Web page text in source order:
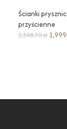
Ścianki
przyścienne
2,598.70zł